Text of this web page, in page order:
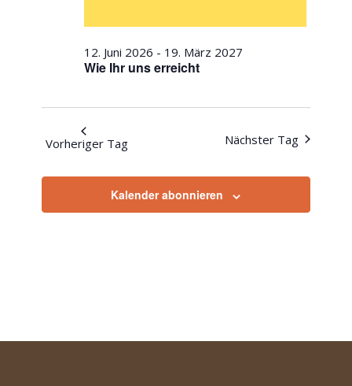
Wie Ihr uns erreicht
12. Juni 2026 - 19. März 2027
Vorheriger Tag Nächster Tag
Kalender abonnieren